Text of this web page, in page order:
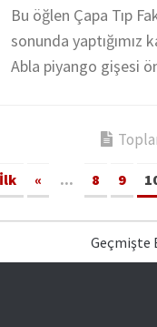
Bu öğlen Çapa Tıp
sonunda
Abla piyango gişesi
« ... 8 9
Geçmişte